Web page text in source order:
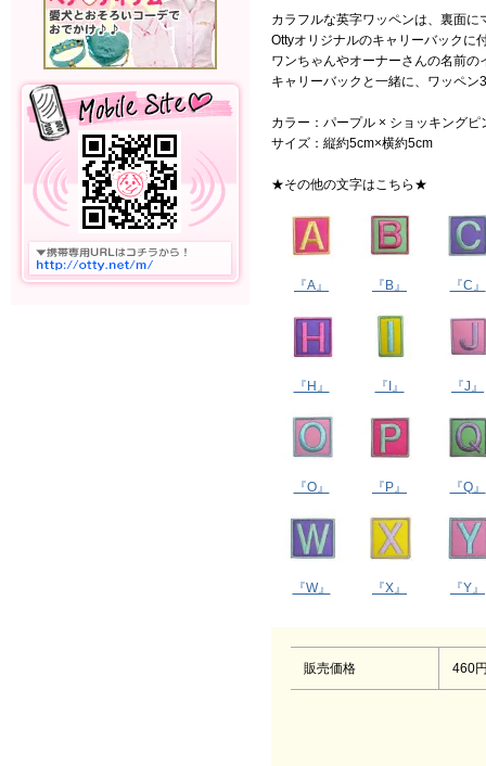
カラフルな英字ワッペンは、裏面
Ottyオリジナルのキャリーバックに
ワンちゃんやオーナーさんの名前
キャリーバックと一緒に、ワッペ
カラー：パープル × ショッキングピ
サイズ：縦約5cm×横約5cm
★その他の文字はこちら★
『A』 『B』 『C』
『H』 『I』 『J』
『O』 『P』 『Q』
『W』 『X』 『Y』
販売価格 460